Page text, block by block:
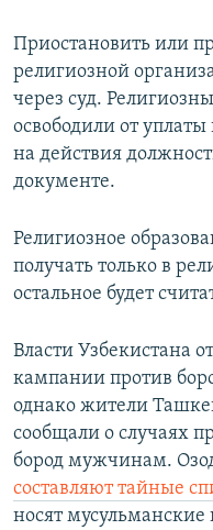
Приостановить или
религиозной
через суд.
освободили от
на действия
документе.
Религиозное
получать только в
остальное будет
Власти Узбекистана
кампании против
однако жители
сообщали о случаях
бород мужчинам.
составляют тайные
носят мусульманские